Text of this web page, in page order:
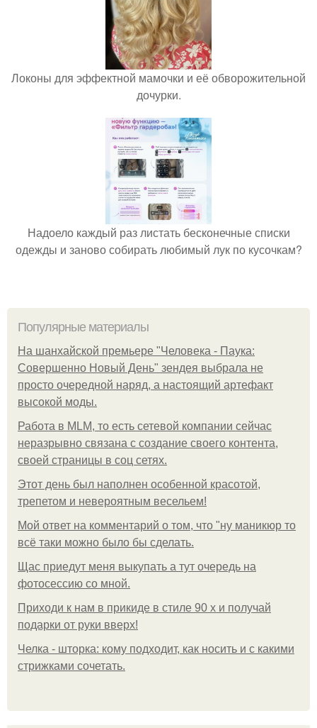
Локоны для эффектной мамочки и её обворожительной
дочурки.
Надоело каждый раз листать бесконечные списки
одежды и заново собирать любимый лук по кусочкам?
Популярные материалы
На шанхайской премьере "Человека - Паука:
Совершенно Новый День" зендея выбрала не
просто очередной наряд, а настоящий артефакт
высокой моды.
Работа в MLM, то есть сетевой компании сейчас
неразрывно связана с создание своего контента,
своей страницы в соц сетях.
Этот день был наполнен особенной красотой,
трепетом и невероятным весельем!
Мой ответ на комментарий о том, что "ну маникюр то
всё таки можно было бы сделать.
Щас приедут меня выкупать а тут очередь на
фотосессию со мной.
Приходи к нам в прикиде в стиле 90 х и получай
подарки от руки вверх!
Челка - шторка: кому подходит, как носить и с какими
стрижками сочетать.